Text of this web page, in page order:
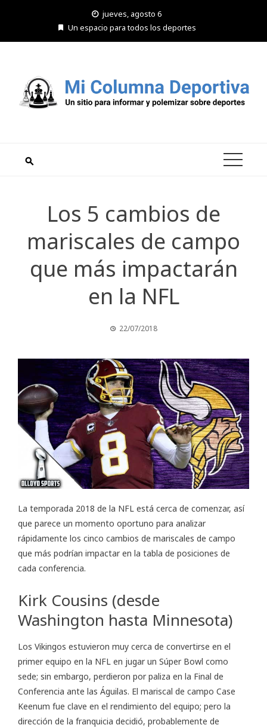
jueves, agosto 6
Un espacio para todos los deportes
Los 5 cambios de
mariscales de campo
que más impactarán
en la NFL
22/07/2018
La temporada 2018 de la NFL está cerca de comenzar, así
que parece un momento oportuno para analizar
rápidamente los cinco cambios de mariscales de campo
que más podrían impactar en la tabla de posiciones de
cada conferencia.
Kirk Cousins (desde
Washington hasta Minnesota)
Los Vikingos estuvieron muy cerca de convertirse en el
primer equipo en la NFL en jugar un Súper Bowl como
sede; sin embargo, perdieron por paliza en la Final de
Conferencia ante las Águilas. El mariscal de campo Case
Keenum fue clave en el rendimiento del equipo; pero la
dirección de la franquicia decidió, probablemente de